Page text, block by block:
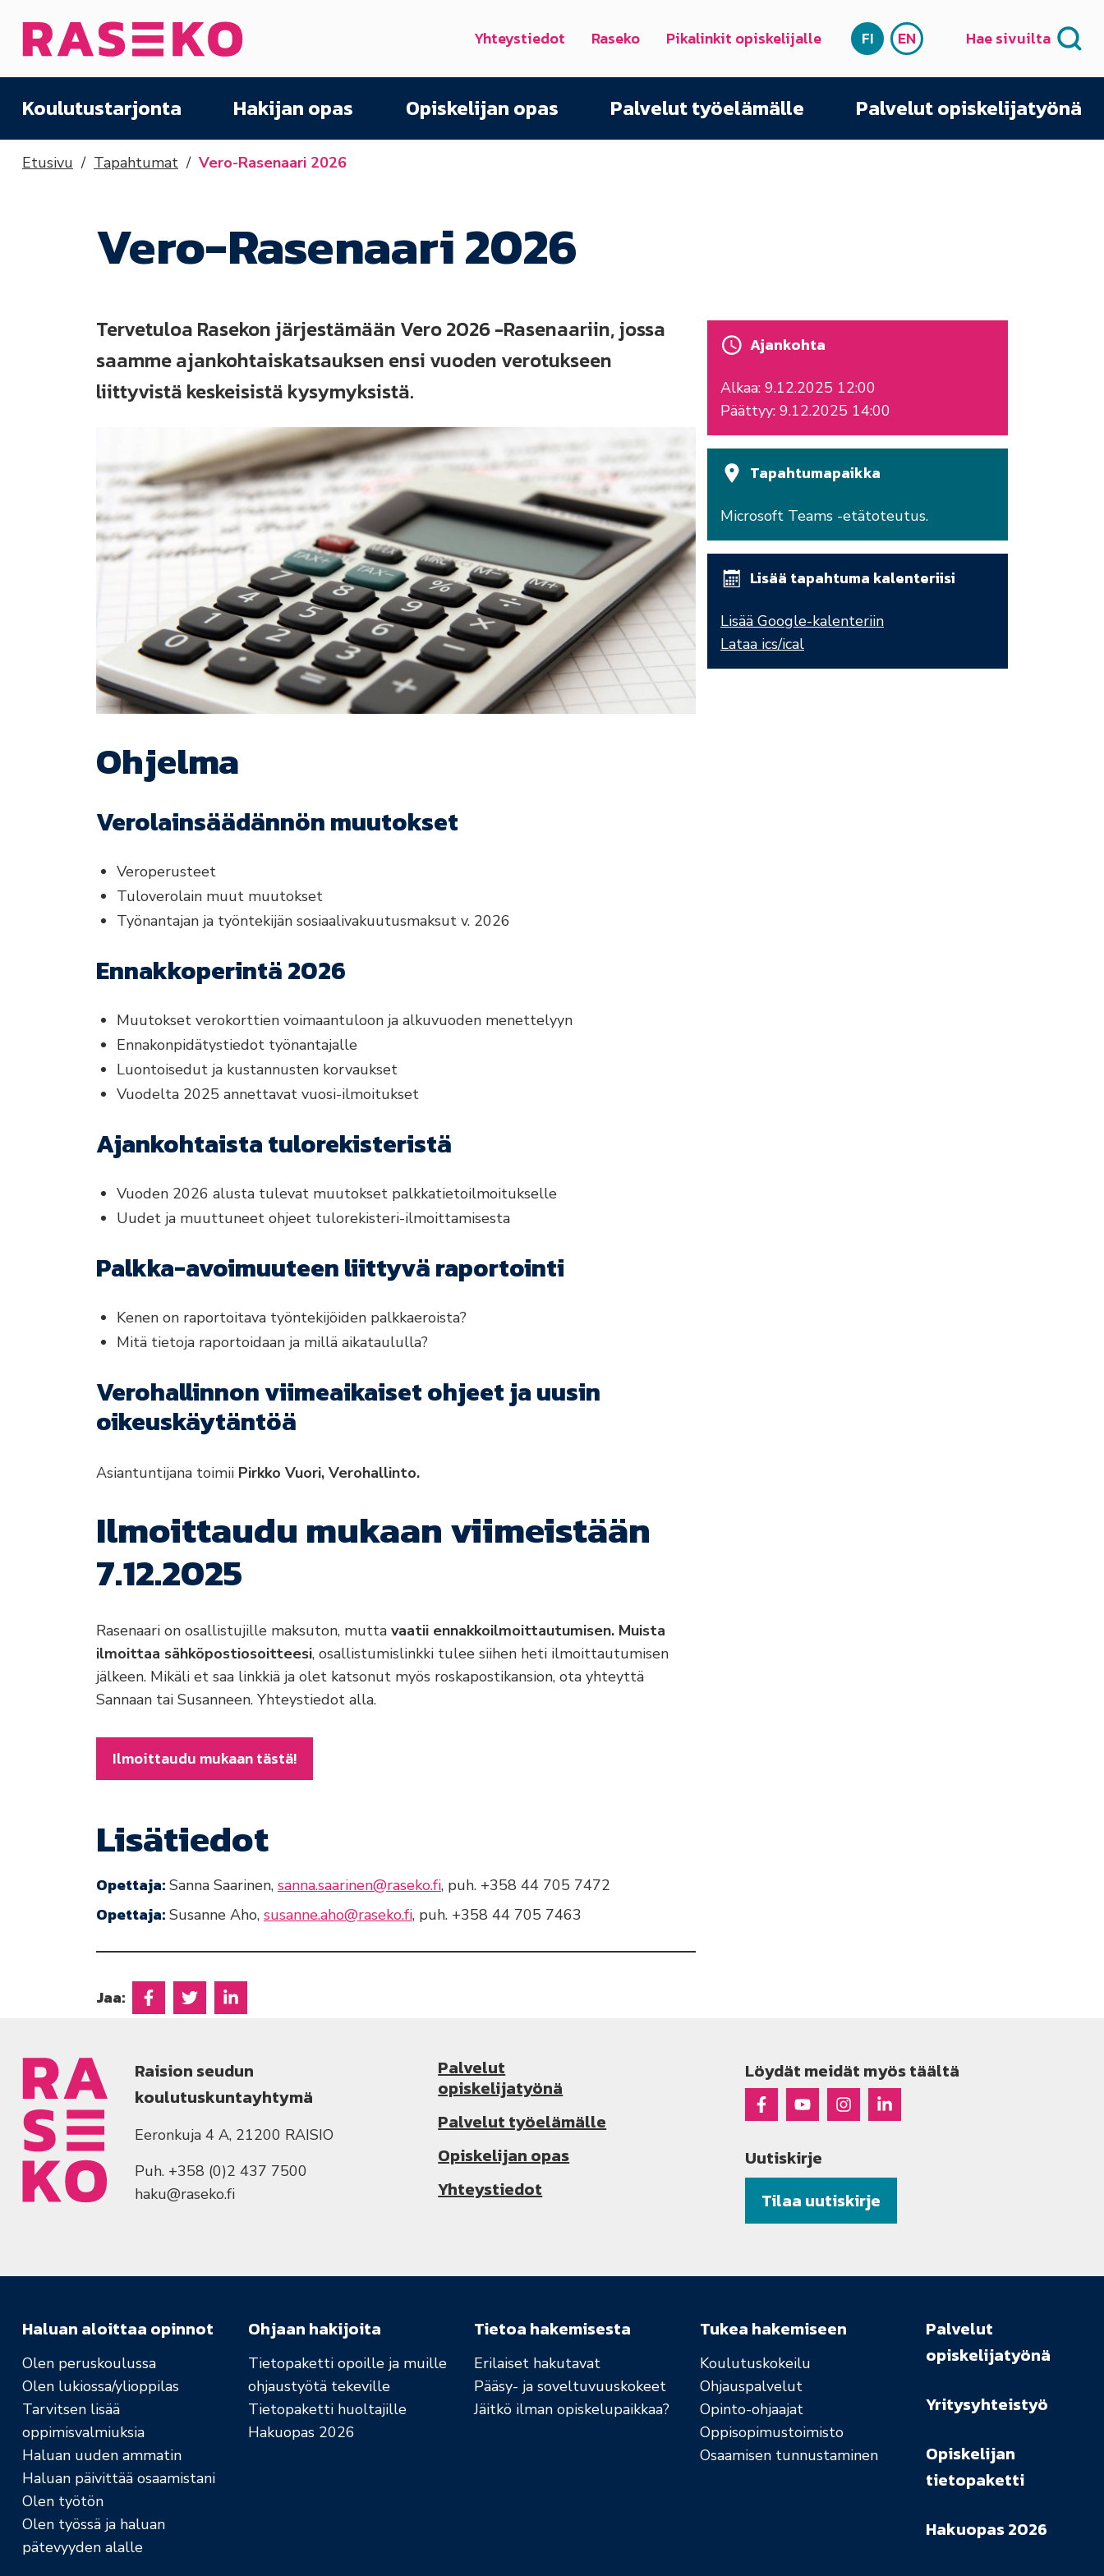
Etusivu Yhteystiedot Raseko Pikalinkit opiskelijalle SUOMI
FI ENGLISH
EN Hae sivuilta
Koulutustarjonta Hakijan opas Opiskelijan opas Palvelut työelämälle Palvelut opiskelijatyönä
Etusivu Tapahtumat Vero-Rasenaari 2026
Vero-Rasenaari 2026
Ajankohta
Alkaa: 9.12.2025 12:00
Päättyy: 9.12.2025 14:00
Tapahtumapaikka
Microsoft Teams -etätoteutus.
Lisää tapahtuma kalenteriisi
Lisää Google-kalenteriin
Lataa ics/ical
Tervetuloa Rasekon järjestämään Vero 2026 -Rasenaariin, jossa
saamme ajankohtaiskatsauksen ensi vuoden verotukseen
liittyvistä keskeisistä kysymyksistä.
Ohjelma
Verolainsäädännön muutokset
Veroperusteet
Tuloverolain muut muutokset
Työnantajan ja työntekijän sosiaalivakuutusmaksut v. 2026
Ennakkoperintä 2026
Muutokset verokorttien voimaantuloon ja alkuvuoden menettelyyn
Ennakonpidätystiedot työnantajalle
Luontoisedut ja kustannusten korvaukset
Vuodelta 2025 annettavat vuosi-ilmoitukset
Ajankohtaista tulorekisteristä
Vuoden 2026 alusta tulevat muutokset palkkatietoilmoitukselle
Uudet ja muuttuneet ohjeet tulorekisteri-ilmoittamisesta
Palkka-avoimuuteen liittyvä raportointi
Kenen on raportoitava työntekijöiden palkkaeroista?
Mitä tietoja raportoidaan ja millä aikataululla?
Verohallinnon viimeaikaiset ohjeet ja uusin
oikeuskäytäntöä
Asiantuntijana toimii Pirkko Vuori, Verohallinto.
Ilmoittaudu mukaan viimeistään
7.12.2025
Rasenaari on osallistujille maksuton, mutta vaatii ennakkoilmoittautumisen. Muista
ilmoittaa sähköpostiosoitteesi, osallistumislinkki tulee siihen heti ilmoittautumisen
jälkeen. Mikäli et saa linkkiä ja olet katsonut myös roskapostikansion, ota yhteyttä
Sannaan tai Susanneen. Yhteystiedot alla.
Ilmoittaudu mukaan tästä!
Lisätiedot
Opettaja: Sanna Saarinen, sanna.saarinen@raseko.fi, puh. +358 44 705 7472
Opettaja: Susanne Aho, susanne.aho@raseko.fi, puh. +358 44 705 7463
Jaa: Jaa Facebookissa
Jaa Twitterissä
Jaa Linkedinissä
Raision seudun
koulutuskuntayhtymä
Eeronkuja 4 A, 21200 RAISIO
Puh. +358 (0)2 437 7500
haku@raseko.fi
Palvelut
opiskelijatyönä
Palvelut työelämälle
Opiskelijan opas
Yhteystiedot
Löydät meidät myös täältä
Raseko Facebookissa
Raseko Youtubessa
Raseko Instagramissa
Raseko Linkedinissä
Uutiskirje
Tilaa uutiskirje
Haluan aloittaa opinnot
Olen peruskoulussa
Olen lukiossa/ylioppilas
Tarvitsen lisää
oppimisvalmiuksia
Haluan uuden ammatin
Haluan päivittää osaamistani
Olen työtön
Olen työssä ja haluan
pätevyyden alalle
Ohjaan hakijoita
Tietopaketti opoille ja muille
ohjaustyötä tekeville
Tietopaketti huoltajille
Hakuopas 2026
Tietoa hakemisesta
Erilaiset hakutavat
Pääsy- ja soveltuvuuskokeet
Jäitkö ilman opiskelupaikkaa?
Tukea hakemiseen
Koulutuskokeilu
Ohjauspalvelut
Opinto-ohjaajat
Oppisopimustoimisto
Osaamisen tunnustaminen
Palvelut
opiskelijatyönä
Yritysyhteistyö
Opiskelijan
tietopaketti
Hakuopas 2026